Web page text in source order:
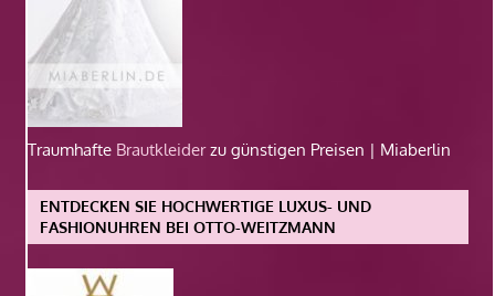
Traumhafte Brautkleiderzu günstigen Preisen | Miaberlin
ENTDECKEN SIE HOCHWERTIGE LUXUS- UND
FASHIONUHREN BEI OTTO-WEITZMANN